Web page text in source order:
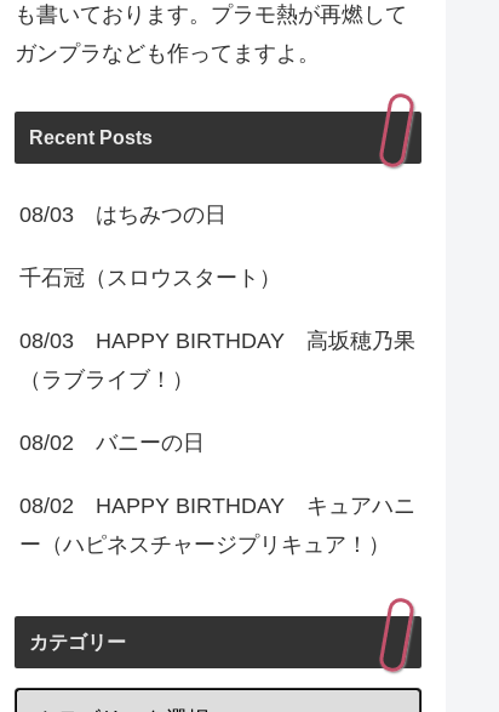
も書いております。プラモ熱が再燃して
ガンプラなども作ってますよ。
Recent Posts
08/03 はちみつの日
千石冠（スロウスタート）
08/03 HAPPY BIRTHDAY 高坂穂乃果
（ラブライブ！）
08/02 バニーの日
08/02 HAPPY BIRTHDAY キュアハニ
ー（ハピネスチャージプリキュア！）
カテゴリー